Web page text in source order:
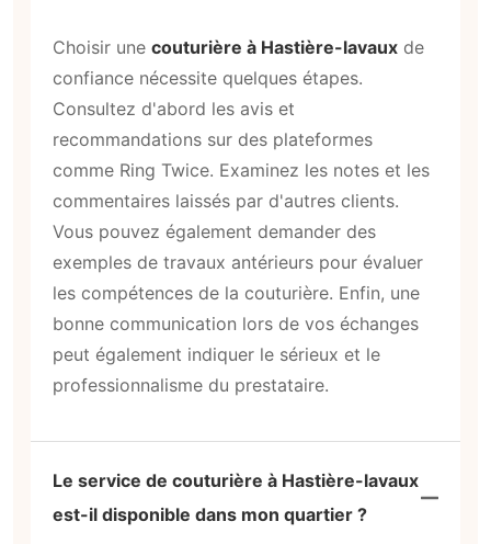
Choisir une couturière à Hastière-lavaux de
confiance nécessite quelques étapes.
Consultez d'abord les avis et
recommandations sur des plateformes
comme Ring Twice. Examinez les notes et les
commentaires laissés par d'autres clients.
Vous pouvez également demander des
exemples de travaux antérieurs pour évaluer
les compétences de la couturière. Enfin, une
bonne communication lors de vos échanges
peut également indiquer le sérieux et le
professionnalisme du prestataire.
Le service de couturière à Hastière-lavaux
est-il disponible dans mon quartier ?